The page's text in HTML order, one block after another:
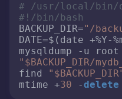
# /usr/local/bin/
#!/bin/bash
BACKUP_DIR="/
DATE=$(date +%Y-
mysqldump -u
"$BACKUP_DIR/
find
mtime +30 -delete